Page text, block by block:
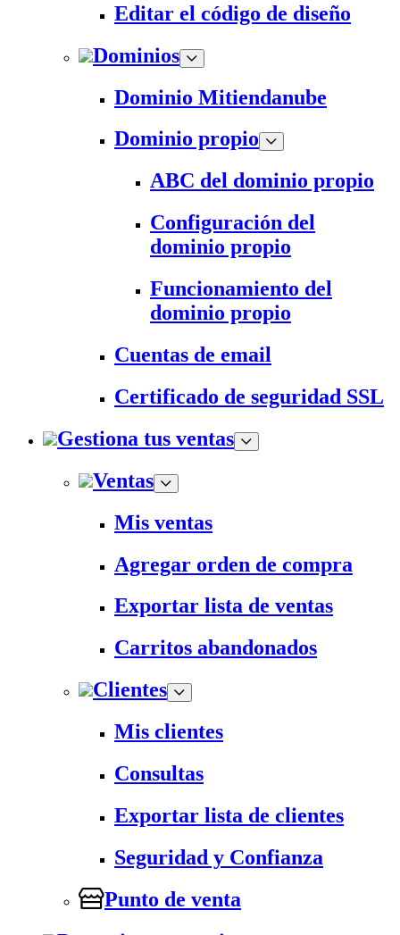
Editar el código de diseño
Dominios
Dominio Mitiendanube
Dominio propio
ABC del dominio propio
Configuración del
dominio propio
Funcionamiento del
dominio propio
Cuentas de email
Certificado de seguridad SSL
Gestiona tus ventas
Ventas
Mis ventas
Agregar orden de compra
Exportar lista de ventas
Carritos abandonados
Clientes
Mis clientes
Consultas
Exportar lista de clientes
Seguridad y Confianza
Punto de venta